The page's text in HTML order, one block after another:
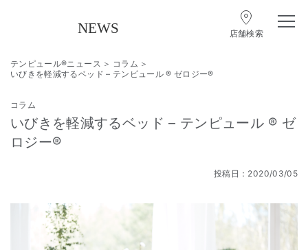
店舗検索
テンピュール®ニュース
コラム
いびきを軽減するベッド – テンピュール ® ゼロジー®
コラム
いびきを軽減するベッド – テンピュール ® ゼ
ロジー®
投稿日：2020/03/05